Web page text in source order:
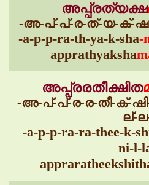
അപ്പ്രത്യക്ഷ
-അ-പ്-പ്-ര-ത്-യ-ക്-ഷ
-a-p-p-ra-th-ya-k-sha-
apprathyaksha
അപ്പ്രരതീക്ഷിത
-അ-പ്-പ്-ര-ര-തീ-ക്-
ല്-
-a-p-p-ra-ra-thee-k-
ni-l-